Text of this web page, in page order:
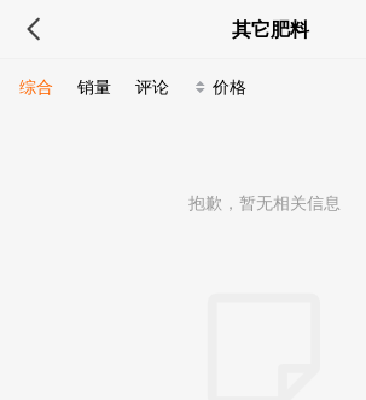
其它肥料
综合 销量 评论 价格
抱歉，暂无相关信息